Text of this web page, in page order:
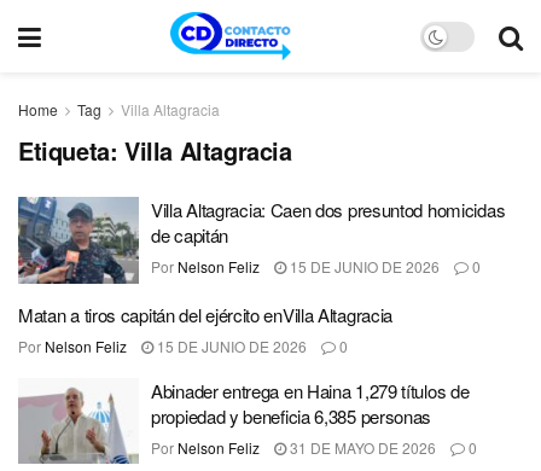
Home Tag Villa Altagracia
Etiqueta: Villa Altagracia
Villa Altagracia: Caen dos presuntod homicidas
de capitán
Por Nelson Feliz 15 DE JUNIO DE 2026 0
Matan a tiros capitán del ejército enVilla Altagracia
Por Nelson Feliz 15 DE JUNIO DE 2026 0
Abinader entrega en Haina 1,279 títulos de
propiedad y beneficia 6,385 personas
Por Nelson Feliz 31 DE MAYO DE 2026 0